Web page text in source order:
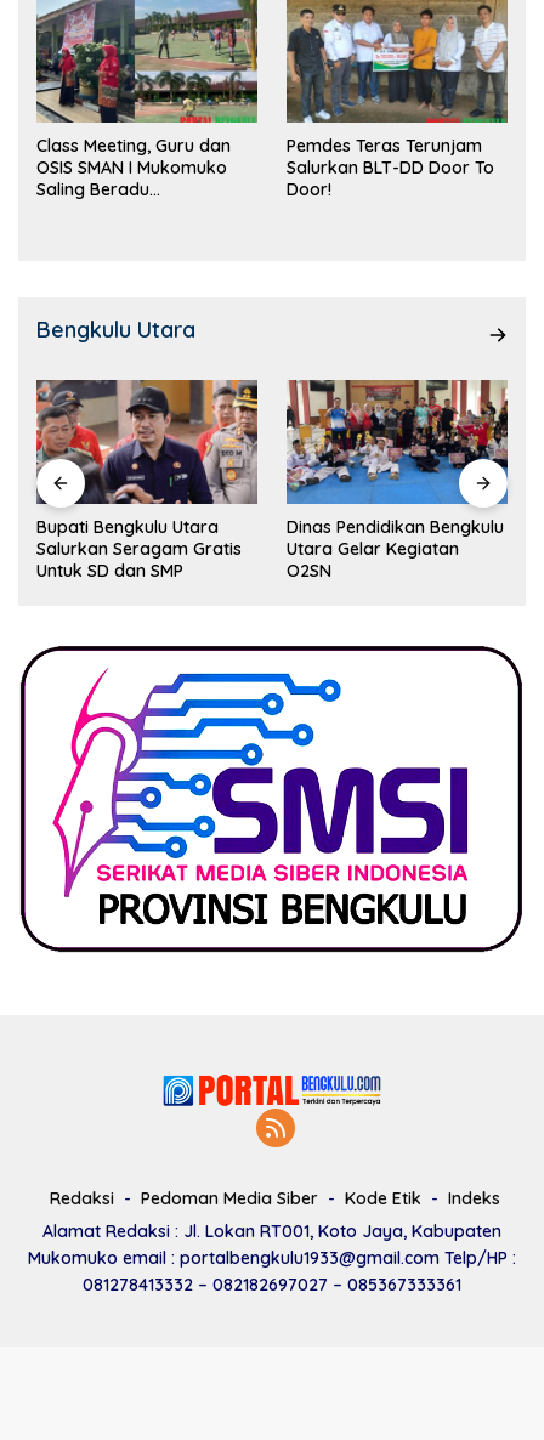
Class Meeting, Guru dan
OSIS SMAN I Mukomuko
Saling Beradu
Pemdes Teras Terunjam
Salurkan BLT-DD Door To
Door!
Bengkulu Utara
Bupati Bengkulu Utara
Salurkan Seragam Gratis
Untuk SD dan SMP
Dinas Pendidikan Bengkulu
Utara Gelar Kegiatan
O2SN
Redaksi Pedoman Media Siber Kode Etik
Indeks
Alamat Redaksi : Jl. Lokan RT001, Koto Jaya, Kabupaten
Mukomuko email : portalbengkulu1933@gmail.com Telp/HP :
081278413332 – 082182697027 – 085367333361